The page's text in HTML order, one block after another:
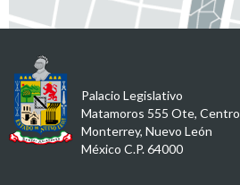
Palacio Legislativo
Matamoros 555 Ote, Centro
Monterrey, Nuevo León
México C.P. 64000